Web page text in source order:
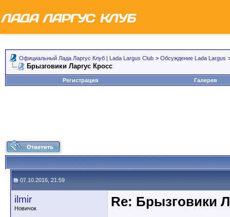
Официальный Лада Ларгус Клуб | Lada Largus Club > Обсуждение Lada Largus
Брызговики Ларгус Кросс
Регистрация Галерея
07.10.2016, 21:59
ilmir
Новичок
Re: Брызговики